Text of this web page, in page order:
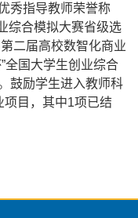
秀指导教师荣誉称
综合模拟大赛省级选
二届高校数智化商业
全国大学生创业综合
鼓励学生进入教师科
目，其中1项已结